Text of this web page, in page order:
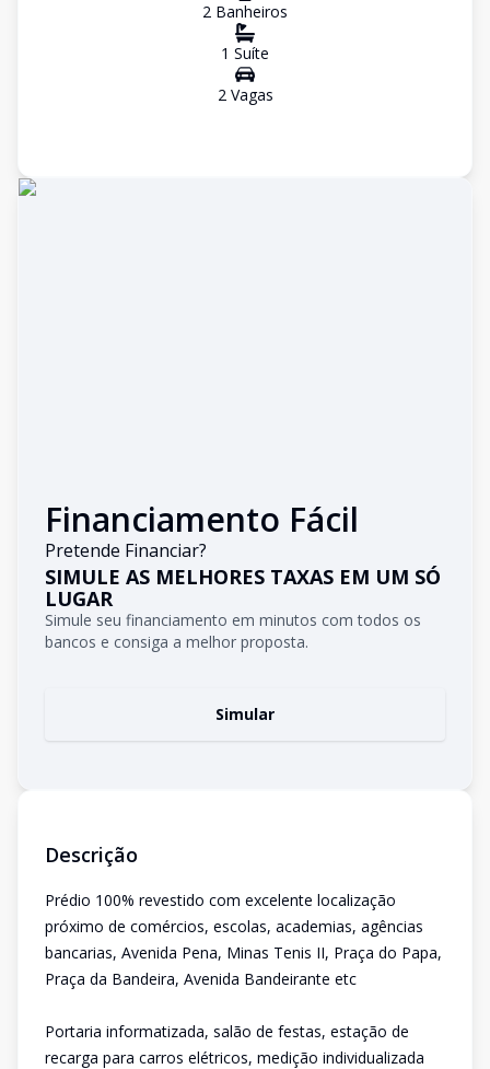
2 Banheiros
1 Suíte
2Vagas
Financiamento Fácil
Pretende Financiar?
SIMULE AS MELHORES TAXAS EM UM SÓ
LUGAR
Simule seu financiamento em minutos com todos os
bancos e consiga a melhor proposta.
Simular
Descrição
Prédio 100% revestido com excelente localização
próximo de comércios, escolas, academias, agências
bancarias, Avenida Pena, Minas Tenis II, Praça do Papa,
Praça da Bandeira, Avenida Bandeirante etc
Portaria informatizada, salão de festas, estação de
recarga para carros elétricos, medição individualizada